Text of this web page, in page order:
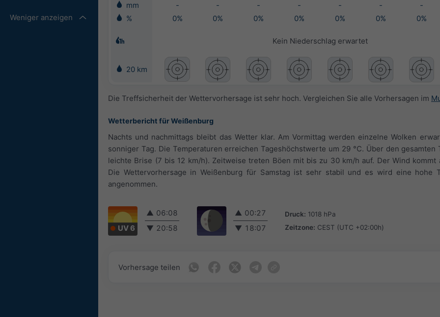
Weniger anzeigen
mm
- - - - - - -
%
0% 0% 0% 0% 0% 0% 0%
Kein Niederschlag erwartet
20 km
Die Treffsicherheit der Wettervorhersage ist sehr hoch. Vergleichen Sie alle Vorhersagen im
Wetterbericht für Weißenburg
Nachts und nachmittags bleibt das Wetter klar. Am Vormittag werden einzelne Wolken
sonniger Tag. Die Temperaturen erreichen Tageshöchstwerte um 29 °C. Über den gesamten
leichte Brise (7 bis 12 km/h). Zeitweise treten Böen mit bis zu 30 km/h auf. Der Wind kommt
Die Wettervorhersage in Weißenburg für Samstag ist sehr stabil und es wird eine hohe
angenommen.
UV 6
▲ 06:08
▼ 20:58
▲ 00:27
▼ 18:07
Druck: 1018 hPa
Zeitzone: CEST (UTC +02:00h)
Vorhersage teilen